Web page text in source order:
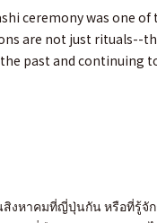
ceremony was one
are not just rituals--
past and continuing
งหาคมที่ญี่ปุ่นกัน หรือที่รู้จั